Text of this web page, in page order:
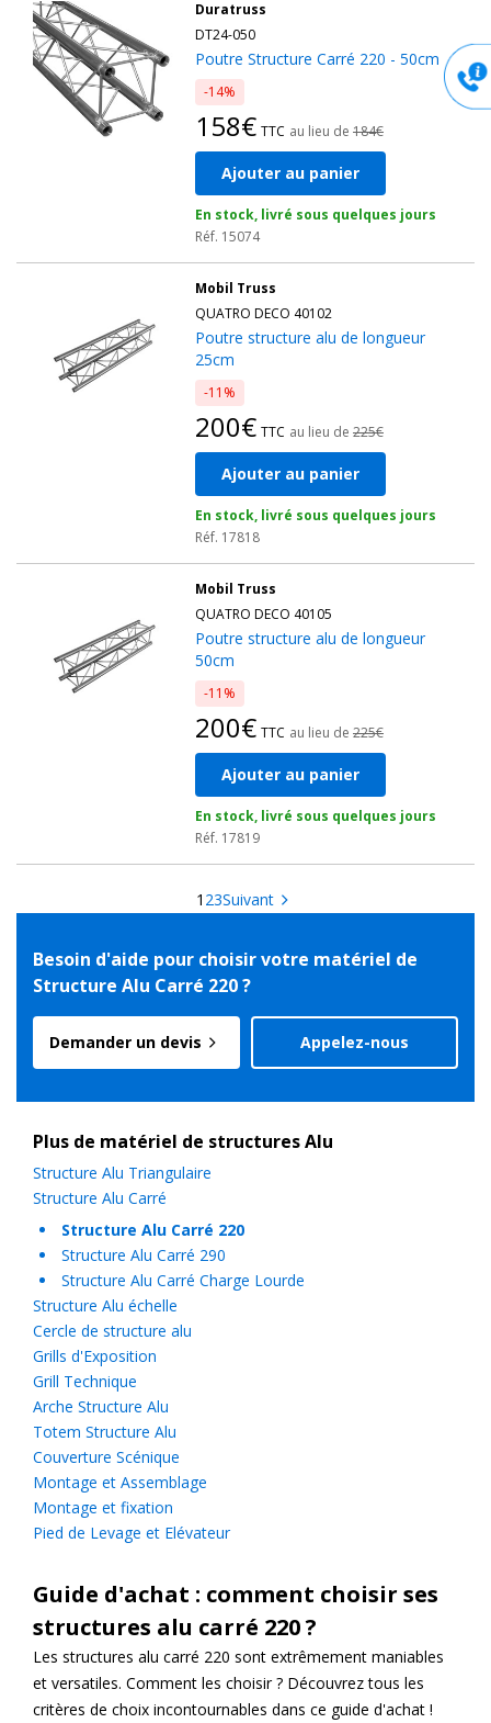
Besoin d'aide pour choisir votre matériel de
Structure Alu Carré 220 ?
Demander un devis Appelez-nous
Plus de matériel de structures Alu
Structure Alu Triangulaire
Structure Alu Carré
Structure Alu Carré 220
Structure Alu Carré 290
Structure Alu Carré Charge Lourde
Structure Alu échelle
Cercle de structure alu
Grills d'Exposition
Grill Technique
Arche Structure Alu
Totem Structure Alu
Couverture Scénique
Montage et Assemblage
Montage et fixation
Pied de Levage et Elévateur
Duratruss
DT24-050
Poutre Structure Carré 220 - 50cm
-14%
158€ TTC au lieu de 184€
Ajouter au panier
En stock, livré sous quelques jours
Réf. 15074
Mobil Truss
QUATRO DECO 40102
Poutre structure alu de longueur
25cm
-11%
200€ TTC au lieu de 225€
Ajouter au panier
En stock, livré sous quelques jours
Réf. 17818
Mobil Truss
QUATRO DECO 40105
Poutre structure alu de longueur
50cm
-11%
200€ TTC au lieu de 225€
Ajouter au panier
En stock, livré sous quelques jours
Réf. 17819
1 23Suivant
Guide d'achat : comment choisir ses
structures alu carré 220 ?
Les structures alu carré 220 sont extrêmement maniables
et versatiles. Comment les choisir ? Découvrez tous les
critères de choix incontournables dans ce guide d'achat !